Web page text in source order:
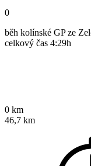
0
běh kolínské GP ze
celkový čas 4:29h
0 km
46,7 km